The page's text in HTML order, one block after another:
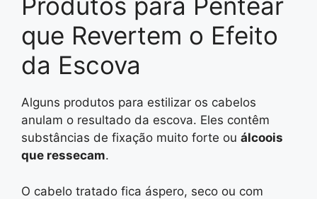
que Revertem o Efeito
da Escova
Alguns produtos para estilizar os cabelos
anulam o resultado da escova. Eles contêm
substâncias de fixação muito forte ou álcoois
que ressecam.
O cabelo tratado fica áspero, seco ou com